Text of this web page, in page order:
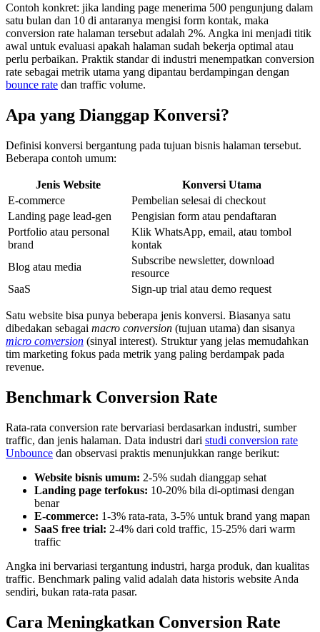
Konversi}}
{\text{Total
Pengunjung}}
\times 100\%
Contoh konkret: jika landing page menerima 500 pengunjung dalam
satu bulan dan 10 di antaranya mengisi form kontak, maka
conversion rate halaman tersebut adalah 2%. Angka ini menjadi titik
awal untuk evaluasi apakah halaman sudah bekerja optimal atau
perlu perbaikan. Praktik standar di industri menempatkan conversion
rate sebagai metrik utama yang dipantau berdampingan dengan
bounce rate dan traffic volume.
Apa yang Dianggap Konversi?
Definisi konversi bergantung pada tujuan bisnis halaman tersebut.
Beberapa contoh umum:
Jenis Website
Konversi Utama
E-commerce
Pembelian selesai di checkout
Landing page lead-gen
Pengisian form atau pendaftaran
Portfolio atau personal
brand
Klik WhatsApp, email, atau tombol
kontak
Blog atau media
Subscribe newsletter, download
resource
SaaS
Sign-up trial atau demo request
Satu website bisa punya beberapa jenis konversi. Biasanya satu
dibedakan sebagai macro conversion (tujuan utama) dan sisanya
micro conversion (sinyal interest). Struktur yang jelas memudahkan
tim marketing fokus pada metrik yang paling berdampak pada
revenue.
Benchmark Conversion Rate
Rata-rata conversion rate bervariasi berdasarkan industri, sumber
traffic, dan jenis halaman. Data industri dari studi conversion rate
Unbounce dan observasi praktis menunjukkan range berikut:
Website bisnis umum: 2-5% sudah dianggap sehat
Landing page terfokus: 10-20% bila di-optimasi dengan
benar
E-commerce: 1-3% rata-rata, 3-5% untuk brand yang mapan
SaaS free trial: 2-4% dari cold traffic, 15-25% dari warm
traffic
Angka ini bervariasi tergantung industri, harga produk, dan kualitas
traffic. Benchmark paling valid adalah data historis website Anda
sendiri, bukan rata-rata pasar.
Cara Meningkatkan Conversion Rate